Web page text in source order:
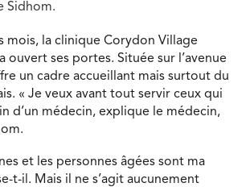
Sidhom.
mois, la clinique Corydon Village
ouvert ses portes. Située sur l’avenue
un cadre accueillant mais surtout du
« Je veux avant tout servir ceux qui
d’un médecin, explique le médecin,
et les personnes âgées sont ma
t-il. Mais il ne s’agit aucunement